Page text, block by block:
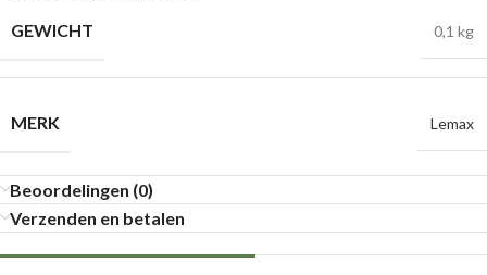
GEWICHT
0,1 kg
MERK Lemax
Beoordelingen (0)
Verzenden en betalen